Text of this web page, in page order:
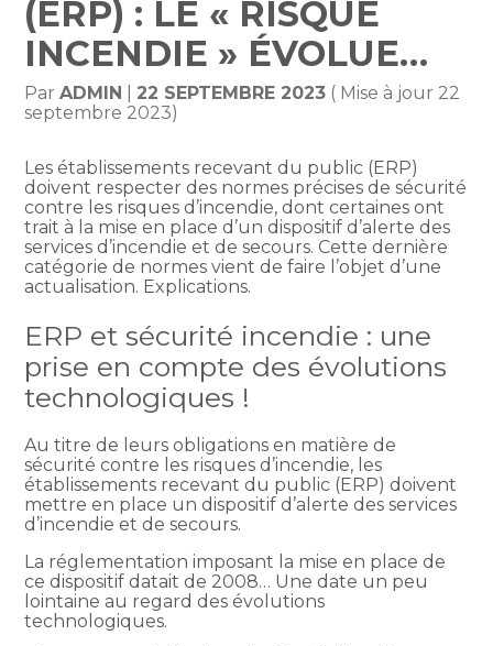
(ERP) : LE « RISQUE
INCENDIE » ÉVOLUE…
ParADMIN 22 SEPTEMBRE 2023 ( Mise à jour 22
septembre 2023)
Les établissements recevant du public (ERP)
doivent respecter des normes précises de sécurité
contre les risques d’incendie, dont certaines ont
trait à la mise en place d’un dispositif d’alerte des
services d’incendie et de secours. Cette dernière
catégorie de normes vient de faire l’objet d’une
actualisation. Explications.
ERP et sécurité incendie : une
prise en compte des évolutions
technologiques !
Au titre de leurs obligations en matière de
sécurité contre les risques d’incendie, les
établissements recevant du public (ERP) doivent
mettre en place un dispositif d’alerte des services
d’incendie et de secours.
La réglementation imposant la mise en place de
ce dispositif datait de 2008… Une date un peu
lointaine au regard des évolutions
technologiques.